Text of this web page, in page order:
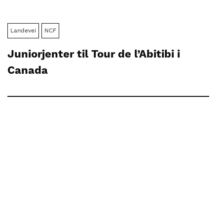
Landevei NCF
Juniorjenter til Tour de l’Abitibi i
Canada